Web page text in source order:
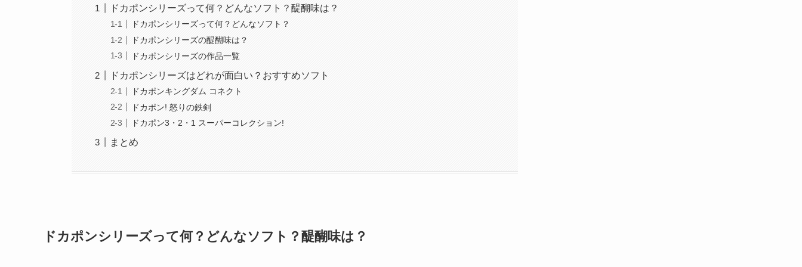
ドカポンシリーズって何？どんなソフト？醍醐味は？
ドカポンシリーズって何？どんなソフト？
ドカポンシリーズの醍醐味は？
ドカポンシリーズの作品一覧
ドカポンシリーズはどれが面白い？おすすめソフト
ドカポンキングダム コネクト
ドカポン! 怒りの鉄剣
ドカポン3・2・1 スーパーコレクション!
まとめ
ドカポンシリーズって何？どんなソフト？醍醐味は？